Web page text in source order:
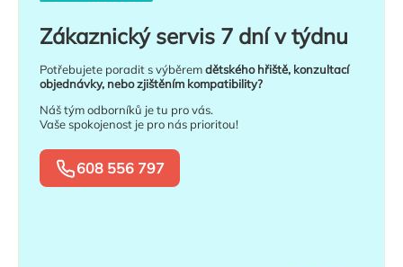
Zákaznický servis 7 dní v týdnu
Potřebujete poradit s výběremdětského hřiště, konzultací
objednávky, nebo zjištěním kompatibility?
Náš tým odborníků je tu pro vás.
Vaše spokojenost je pro nás prioritou!
608 556 797